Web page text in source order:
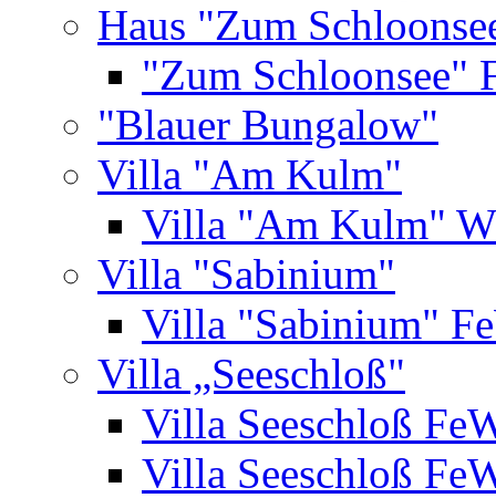
Haus "Zum
"Zum Schloonsee"
"Blauer Bungalow"
Villa "Am Kulm"
Villa "Am Kulm"
Villa "Sabinium"
Villa "Sabinium"
Villa „Seeschloß"
Villa Seeschloß
Villa Seeschloß